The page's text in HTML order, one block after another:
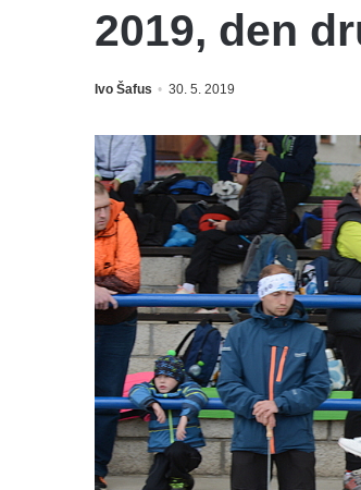
2019, den
Ivo Šafus 30. 5. 2019